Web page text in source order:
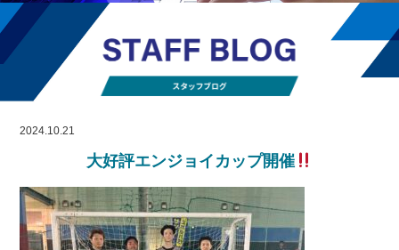
2024.10.21
大好評エンジョイカップ開催